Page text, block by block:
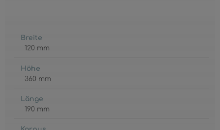
Breite
120 mm
Höhe
360 mm
Länge
190 mm